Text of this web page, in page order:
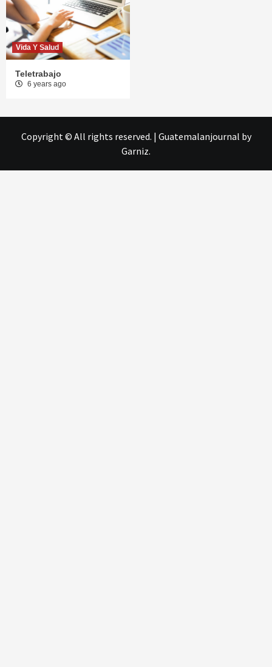
Vida Y Salud
Teletrabajo
6 years ago
Copyright © All rights reserved. | Guatemalanjournal by
Garniz.